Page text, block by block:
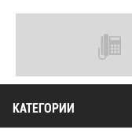
КАТЕГОРИИ